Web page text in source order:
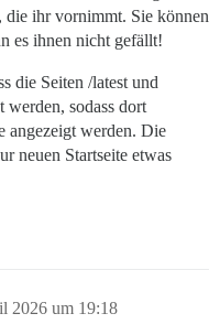
die ihr vornimmt. Sie können
es ihnen nicht gefällt!
die Seiten /latest und
werden, sodass dort
angezeigt werden. Die
neuen Startseite etwas
2026 um 19:18